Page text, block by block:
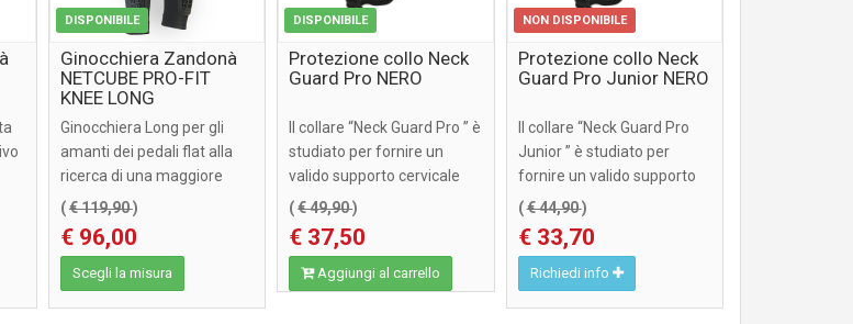
DISPONIBILE
Ginocchiera Zandonà
NETCUBE PRO-FIT
KNEE LONG
Ginocchiera Long per gli
amanti dei pedali flat alla
ricerca di una maggiore
protezione della ...
(€ 119,90)
€ 96,00
Scegli la misura
DISPONIBILE
Protezione collo Neck
Guard Pro NERO
Il collare “Neck Guard Pro ” è
studiato per fornire un
valido supporto cervicale
offrendo ...
(€ 49,90)
€ 37,50
Aggiungi al carrello
NON DISPONIBILE
Protezione collo Neck
Guard Pro Junior NERO
Il collare “Neck Guard Pro
Junior ” è studiato per
fornire un valido supporto
cervicale ...
(€ 44,90)
€ 33,70
Richiedi info